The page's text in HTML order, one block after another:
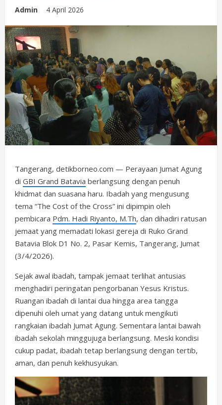
Admin 4 April 2026
Tangerang, detikborneo.com — Perayaan Jumat Agung
di GBI Grand Batavia berlangsung dengan penuh
khidmat dan suasana haru. Ibadah yang mengusung
tema “The Cost of the Cross” ini dipimpin oleh
pembicara Pdm. Hadi Riyanto, M.Th, dan dihadiri ratusan
jemaat yang memadati lokasi gereja di Ruko Grand
Batavia Blok D1 No. 2, Pasar Kemis, Tangerang, Jumat
(3/4/2026).
Sejak awal ibadah, tampak jemaat terlihat antusias
menghadiri peringatan pengorbanan Yesus Kristus.
Ruangan ibadah di lantai dua hingga area tangga
dipenuhi oleh umat yang datang untuk mengikuti
rangkaian ibadah Jumat Agung. Sementara lantai bawah
ibadah sekolah minggujuga berlangsung. Meski kondisi
cukup padat, ibadah tetap berlangsung dengan tertib,
aman, dan penuh kekhusyukan.